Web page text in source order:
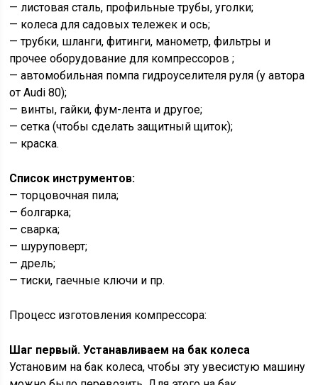
— листовая сталь, профильные трубы, уголки;
— колеса для садовых тележек и ось;
— трубки, шланги, фитинги, манометр, фильтры и
прочее оборудование для компрессоров ;
— автомобильная помпа гидроуселителя руля (у автора
от Audi 80);
— винты, гайки, фум-лента и другое;
— сетка (чтобы сделать защитный щиток);
— краска.
Список инструментов:
— торцовочная пила;
— болгарка;
— сварка;
— шуруповерт;
— дрель;
— тиски, гаечные ключи и пр.
Процесс изготовления компрессора:
Шаг первый. Устанавливаем на бак колеса
Установим на бак колеса, чтобы эту увесистую машину